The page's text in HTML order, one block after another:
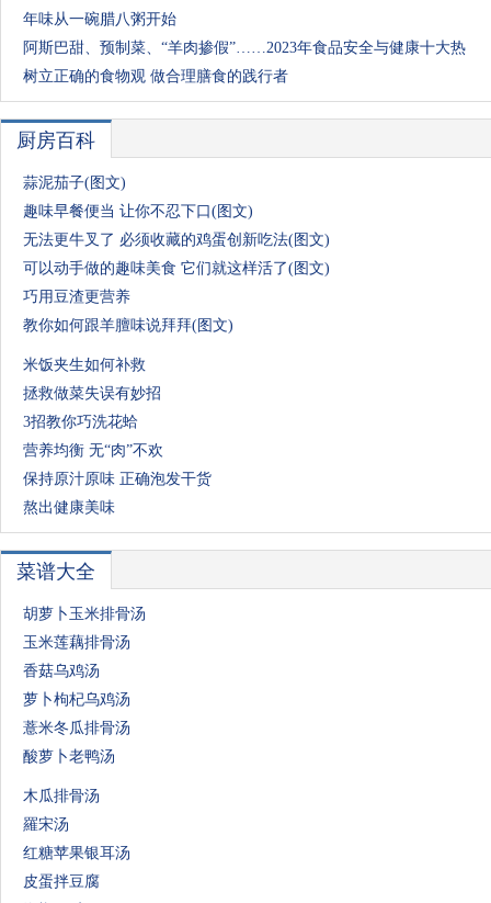
年味从一碗腊八粥开始
阿斯巴甜、预制菜、“羊肉掺假”……2023年食品安全与健康十大热
树立正确的食物观 做合理膳食的践行者
厨房百科
蒜泥茄子(图文)
趣味早餐便当 让你不忍下口(图文)
无法更牛叉了 必须收藏的鸡蛋创新吃法(图文)
可以动手做的趣味美食 它们就这样活了(图文)
巧用豆渣更营养
教你如何跟羊膻味说拜拜(图文)
米饭夹生如何补救
拯救做菜失误有妙招
3招教你巧洗花蛤
营养均衡 无“肉”不欢
保持原汁原味 正确泡发干货
熬出健康美味
菜谱大全
胡萝卜玉米排骨汤
玉米莲藕排骨汤
香菇乌鸡汤
萝卜枸杞乌鸡汤
薏米冬瓜排骨汤
酸萝卜老鸭汤
木瓜排骨汤
羅宋汤
红糖苹果银耳汤
皮蛋拌豆腐